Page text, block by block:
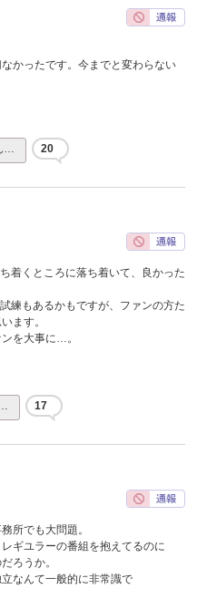
かったです。今までと変わらない
… 20
着くところに落ち着いて、良かった
練もあるかもですが、ファンの方た
ます。
を大事に…。
17
所でも大問題。
ギユラーの番組を抱えてるのに
ろうか。
なんて一般的に非常識で